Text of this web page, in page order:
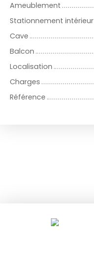
Ameublement
Stationnement intérieur
Cave
Balcon
Localisation
Charges
Référence